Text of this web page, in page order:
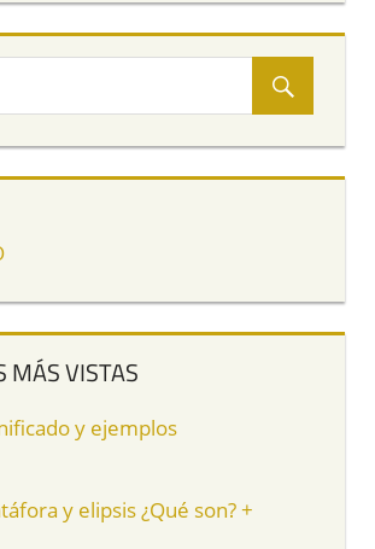
MÁS VISTAS
y ejemplos
y elipsis ¿Qué son? +